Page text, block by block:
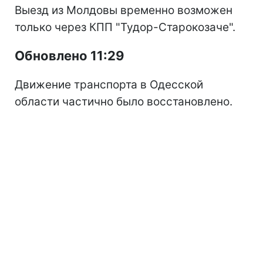
Выезд из Молдовы временно возможен
только через КПП "Тудор-Старокозаче".
Обновлено 11:29
Движение транспорта в Одесской
области частично было восстановлено.